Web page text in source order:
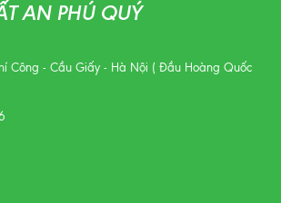
AN PHÚ QUÝ
Công - Cầu Giấy - Hà Nội ( Đầu Hoàng Quốc